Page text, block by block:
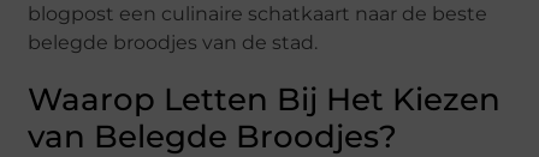
blogpost een culinaire schatkaart naar de beste
belegde broodjes van de stad.
Waarop Letten Bij Het Kiezen
van Belegde Broodjes?